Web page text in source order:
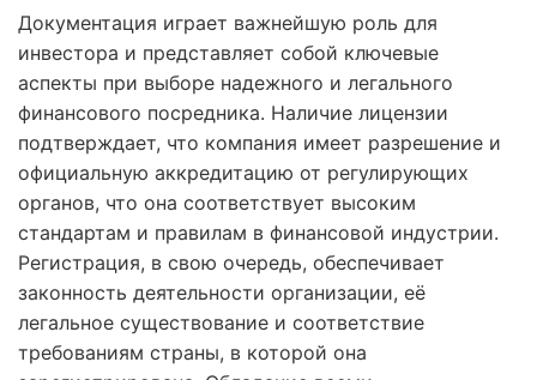
Документация играет важнейшую роль для
инвестора и представляет собой ключевые
аспекты при выборе надежного и легального
финансового посредника. Наличие лицензии
подтверждает, что компания имеет разрешение и
официальную аккредитацию от регулирующих
органов, что она соответствует высоким
стандартам и правилам в финансовой индустрии.
Регистрация, в свою очередь, обеспечивает
законность деятельности организации, её
легальное существование и соответствие
требованиям страны, в которой она